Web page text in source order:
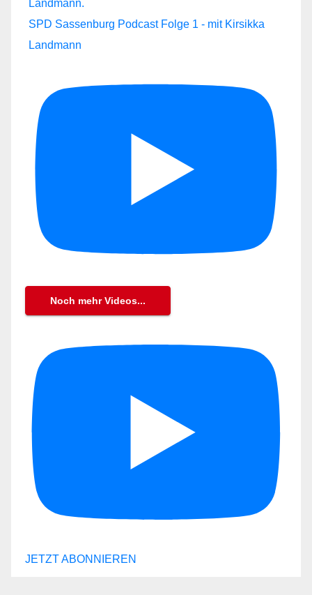
SPD Sassenburg Podcast Folge 1 - mit Kirsikka
Landmann
Noch mehr Videos...
JETZT ABONNIEREN